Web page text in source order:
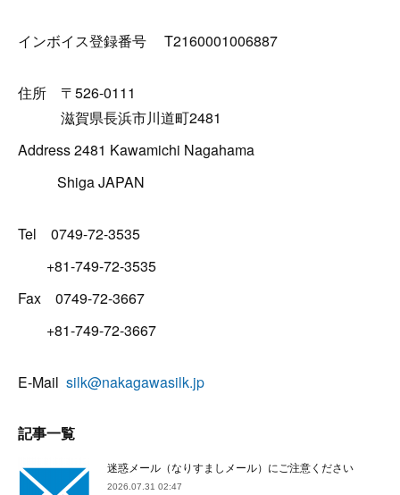
インボイス登録番号 T2160001006887
住所 〒526-0111
滋賀県長浜市川道町2481
Address 2481 Kawamichi Nagahama
Shiga JAPAN
Tel 0749-72-3535
+81-749-72-3535
Fax 0749-72-3667
+81-749-72-3667
E-Mail silk@nakagawasilk.jp
記事一覧
迷惑メール（なりすましメール）にご注意ください
2026.07.31 02:47